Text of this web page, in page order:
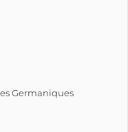
Germaniques